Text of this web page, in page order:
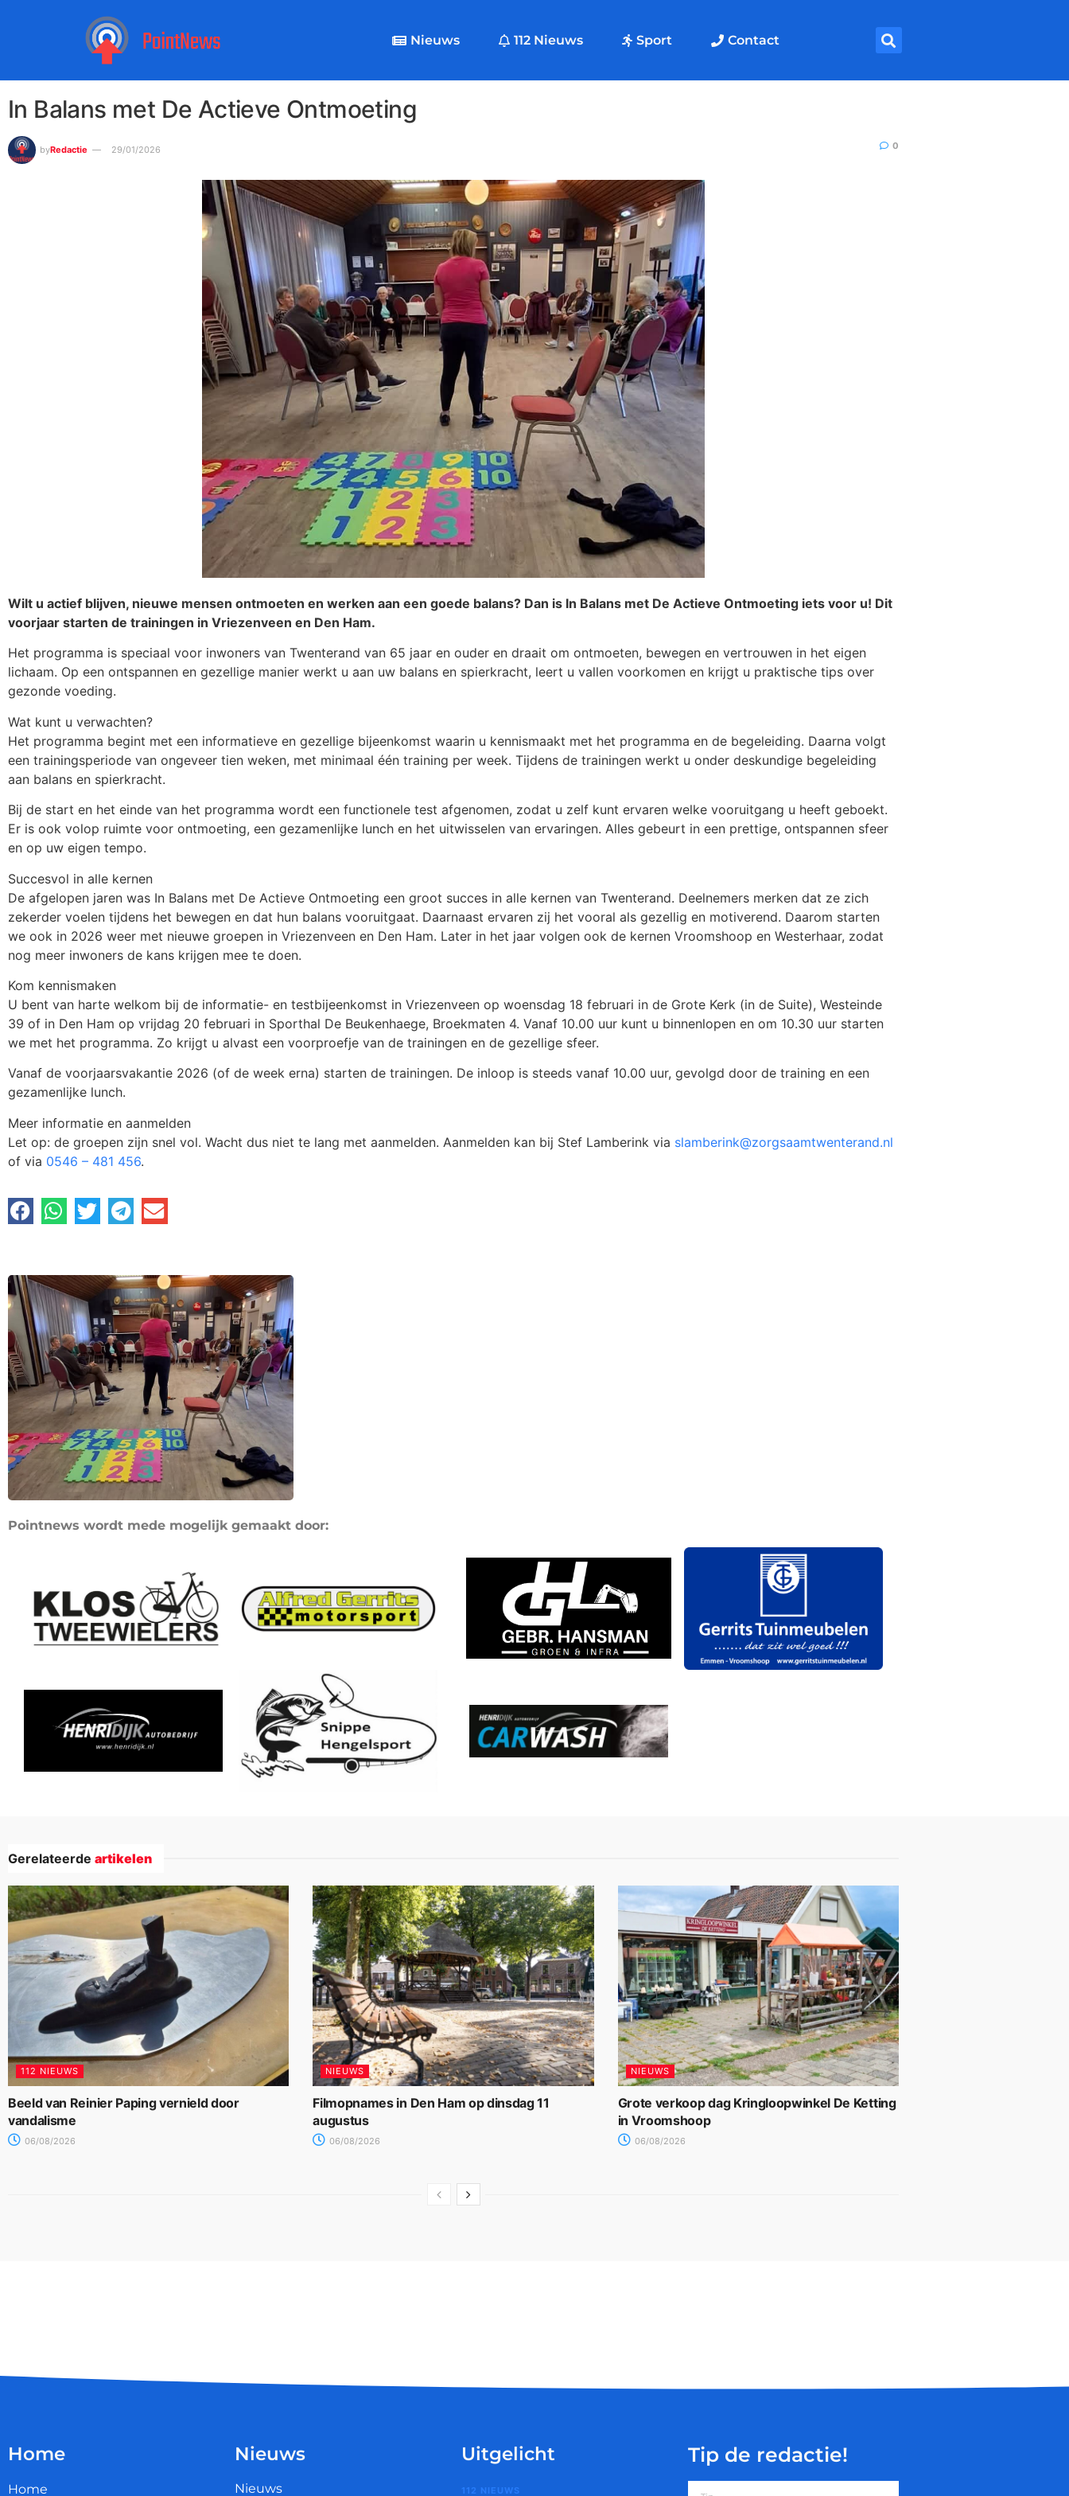
Nieuws 112 Nieuws Sport Contact
In Balans met De Actieve Ontmoeting
byRedactie 29/01/2026 0
Wilt u actief blijven, nieuwe mensen ontmoeten en werken aan een goede balans? Dan is In Balans met De Actieve Ontmoeting iets voor u! Dit
voorjaar starten de trainingen in Vriezenveen en Den Ham.
Het programma is speciaal voor inwoners van Twenterand van 65 jaar en ouder en draait om ontmoeten, bewegen en vertrouwen in het eigen
lichaam. Op een ontspannen en gezellige manier werkt u aan uw balans en spierkracht, leert u vallen voorkomen en krijgt u praktische tips over
gezonde voeding.
Wat kunt u verwachten?
Het programma begint met een informatieve en gezellige bijeenkomst waarin u kennismaakt met het programma en de begeleiding. Daarna volgt
een trainingsperiode van ongeveer tien weken, met minimaal één training per week. Tijdens de trainingen werkt u onder deskundige begeleiding
aan balans en spierkracht.
Bij de start en het einde van het programma wordt een functionele test afgenomen, zodat u zelf kunt ervaren welke vooruitgang u heeft geboekt.
Er is ook volop ruimte voor ontmoeting, een gezamenlijke lunch en het uitwisselen van ervaringen. Alles gebeurt in een prettige, ontspannen sfeer
en op uw eigen tempo.
Succesvol in alle kernen
De afgelopen jaren was In Balans met De Actieve Ontmoeting een groot succes in alle kernen van Twenterand. Deelnemers merken dat ze zich
zekerder voelen tijdens het bewegen en dat hun balans vooruitgaat. Daarnaast ervaren zij het vooral als gezellig en motiverend. Daarom starten
we ook in 2026 weer met nieuwe groepen in Vriezenveen en Den Ham. Later in het jaar volgen ook de kernen Vroomshoop en Westerhaar, zodat
nog meer inwoners de kans krijgen mee te doen.
Kom kennismaken
U bent van harte welkom bij de informatie- en testbijeenkomst in Vriezenveen op woensdag 18 februari in de Grote Kerk (in de Suite), Westeinde
39 of in Den Ham op vrijdag 20 februari in Sporthal De Beukenhaege, Broekmaten 4. Vanaf 10.00 uur kunt u binnenlopen en om 10.30 uur starten
we met het programma. Zo krijgt u alvast een voorproefje van de trainingen en de gezellige sfeer.
Vanaf de voorjaarsvakantie 2026 (of de week erna) starten de trainingen. De inloop is steeds vanaf 10.00 uur, gevolgd door de training en een
gezamenlijke lunch.
Meer informatie en aanmelden
Let op: de groepen zijn snel vol. Wacht dus niet te lang met aanmelden. Aanmelden kan bij Stef Lamberink via slamberink@zorgsaamtwenterand.nl
of via 0546 – 481 456.
Pointnews wordt mede mogelijk gemaakt door:
Gerelateerde artikelen
112 NIEUWS
Beeld van Reinier Paping vernield door
vandalisme
06/08/2026
NIEUWS
Filmopnames in Den Ham op dinsdag 11
augustus
06/08/2026
NIEUWS
Grote verkoop dag Kringloopwinkel De Ketting
in Vroomshoop
06/08/2026
Home
Home
Nieuws
Nieuws
Uitgelicht
112 NIEUWS
Tip de redactie!